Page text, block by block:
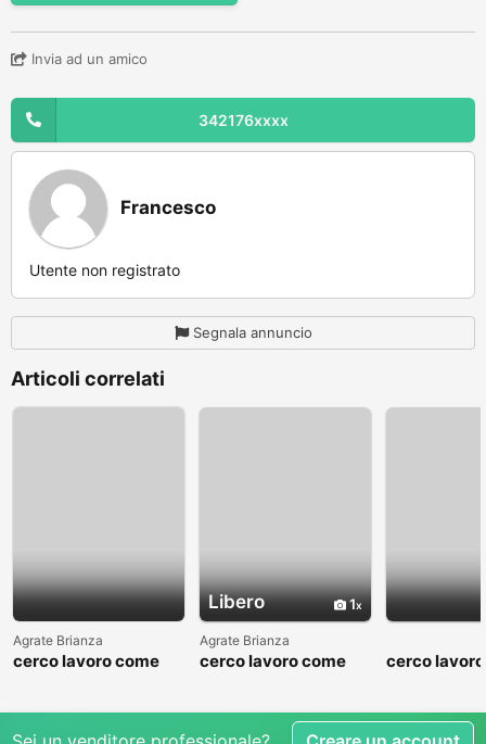
Invia ad un amico
342176xxxx
Francesco
Utente non registrato
Segnala annuncio
Articoli correlati
Agrate Brianza
cerco lavoro come
Libero 1
Agrate Brianza
cerco lavoro come
cerco